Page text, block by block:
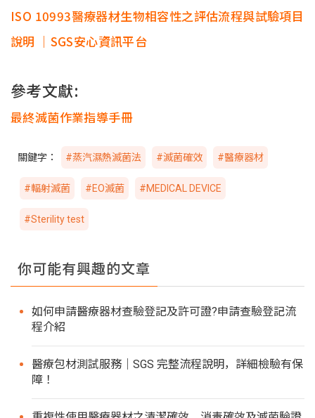
ISO 10993醫療器材生物相容性之評估流程與試驗項目
說明 ｜SGS安心資訊平台
參考文獻:
最終滅菌作業指導手冊
關鍵字： #蒸汽濕熱滅菌法 #滅菌確效 #醫療器材
#輻射滅菌 #EO滅菌 #MEDICAL DEVICE
#Sterility test
你可能有興趣的文章
如何申請醫療器材查驗登記及許可證?申請查驗登記流
程介紹
醫療包材測試服務｜SGS 完整流程說明，詳細檢驗有保
障！